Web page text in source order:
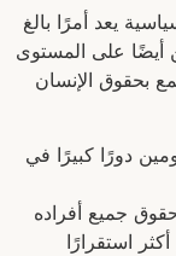
يعد أمرًا بالغ
أيضًا على المستوى
بحقوق الإنسان
دورًا كبيرًا في
جميع أفراده
استقرارًا